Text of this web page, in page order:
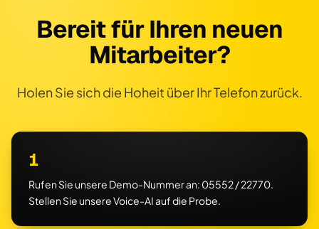
Bereit für Ihren neuen
Mitarbeiter?
Holen Sie sich die Hoheit über Ihr Telefon zurück.
1
Rufen Sie unsere Demo-Nummer an: 05552 / 22770.
Stellen Sie unsere Voice-AI auf die Probe.